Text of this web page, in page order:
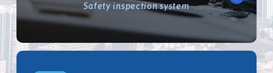
Safety inspection system